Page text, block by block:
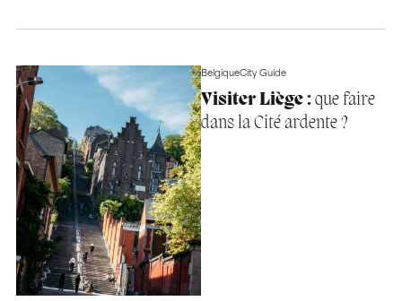
BelgiqueCity Guide
Visiter Liège :que faire
dans la Cité ardente ?